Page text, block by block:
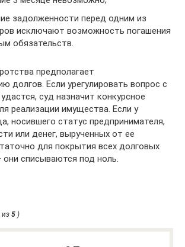
задолженности перед одним из
исключают возможность погашения
обязательств.
предполагает
долгов. Если урегулировать вопрос с
суд назначит конкурсное
реализации имущества. Если у
носившего статус предпринимателя,
или денег, вырученных от ее
для покрытия всех долговых
они списываются под ноль.
из 5 )